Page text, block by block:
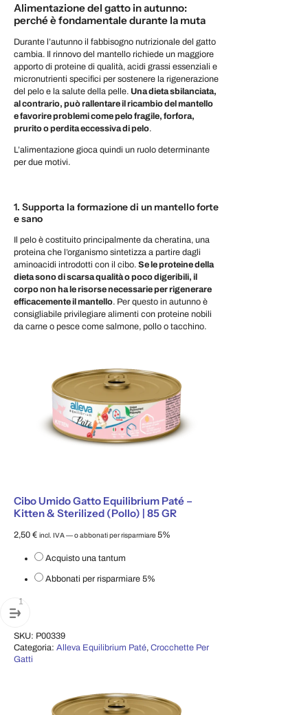
Alimentazione del gatto in autunno:
perché è fondamentale durante la muta
Durante l’autunno il fabbisogno nutrizionale del gatto
cambia. Il rinnovo del mantello richiede un maggiore
apporto di proteine di qualità, acidi grassi essenziali e
micronutrienti specifici per sostenere la rigenerazione
del pelo e la salute della pelle. Una dieta sbilanciata,
al contrario, può rallentare il ricambio del mantello
e favorire problemi come pelo fragile, forfora,
prurito o perdita eccessiva di pelo.
L’alimentazione gioca quindi un ruolo determinante
per due motivi.
1. Supporta la formazione di un mantello forte
e sano
Il pelo è costituito principalmente da cheratina, una
proteina che l’organismo sintetizza a partire dagli
aminoacidi introdotti con il cibo. Se le proteine della
dieta sono di scarsa qualità o poco digeribili, il
corpo non ha le risorse necessarie per rigenerare
efficacemente il mantello. Per questo in autunno è
consigliabile privilegiare alimenti con proteine nobili
da carne o pesce come salmone, pollo o tacchino.
Cibo Umido Gatto Equilibrium Paté –
Kitten & Sterilized (Pollo) | 85 GR
2,50 € incl. IVA—o abbonati per risparmiare 5%
Acquisto una tantum
Abbonati per risparmiare 5%
Cibo Umido Gatto Equilibrium Paté – Kitten & Sterilized (Pollo) | 85 GR
Aggiungi al carrello
SKU: P00339
Categoria: Alleva Equilibrium Paté, Crocchette Per
Gatti